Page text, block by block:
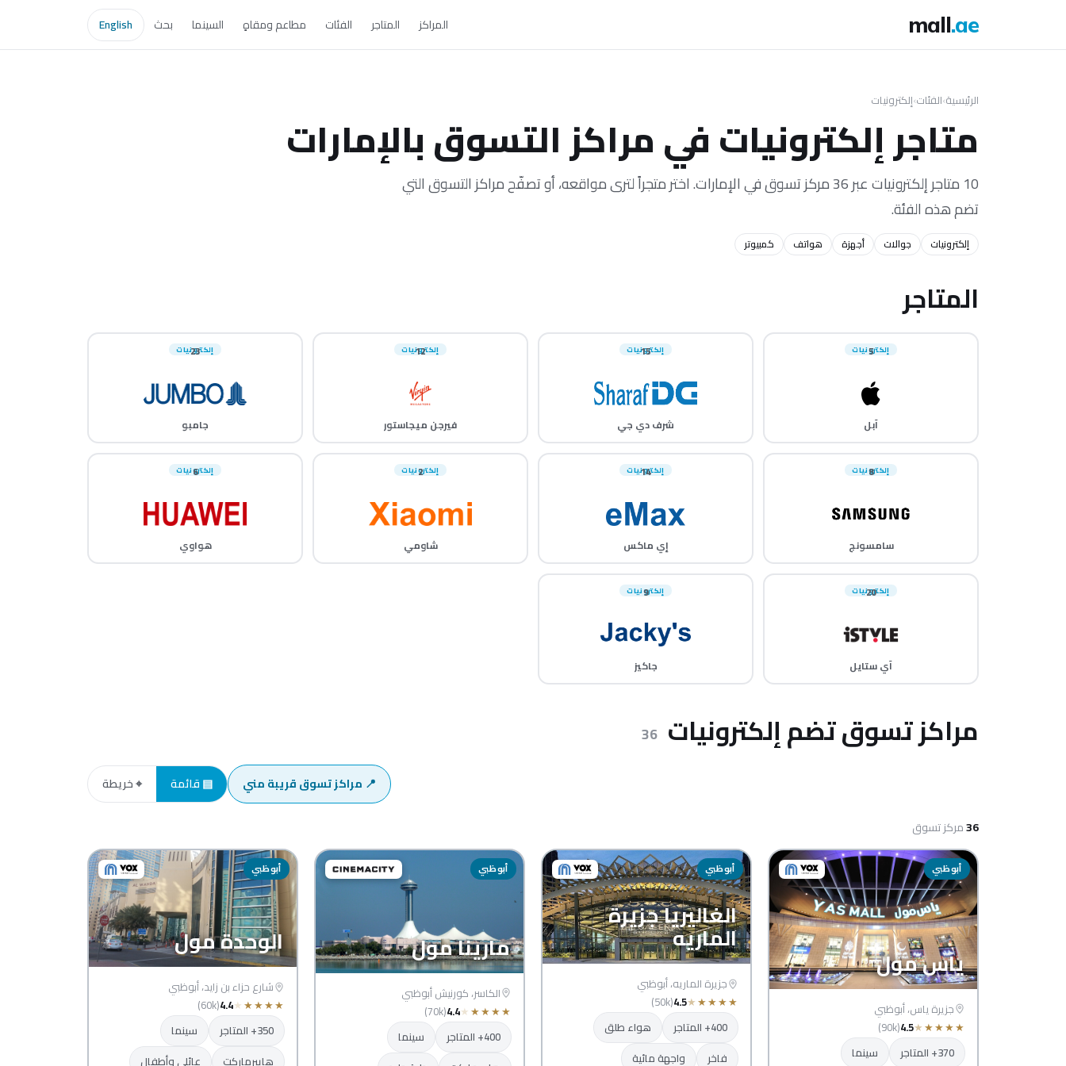
mall.ae المراكز المتاجر الفئات مطاعم ومقاهٍ السينما بحث English
الرئيسية›الفئات›إلكترونيات
متاجر إلكترونيات في مراكز التسوق بالإمارات
10 متاجر إلكترونيات عبر 36 مركز تسوق في الإمارات. اختر متجراً لترى مواقعه، أو تصفّح مراكز التسوق التي
تضم هذه الفئة.
إلكترونيات جوالات أجهزة هواتف كمبيوتر
المتاجر
إلكترونيات
5
آبل
إلكترونيات
15
شرف دي جي
إلكترونيات
12
فيرجن ميجاستور
إلكترونيات
23
جامبو
إلكترونيات
8
سامسونج
إلكترونيات
14
إي ماكس
إلكترونيات
2
شاومي
إلكترونيات
6
هواوي
إلكترونيات
20
آي ستايل
إلكترونيات
9
جاكيز
مراكز تسوق تضم إلكترونيات 36
📍 مراكز تسوق قريبة مني ▤ قائمة ⌖ خريطة
36مركز تسوق
أبوظبي
ياس مول
جزيرة ياس، أبوظبي
★
★
★
★
★
4.5
(90k)
370+ المتاجر
سينما
أبوظبي
الغاليريا جزيرة
الماريه
جزيرة الماريه، أبوظبي
★
★
★
★
★
4.5
(50k)
400+ المتاجر
هواء طلق
فاخر
واجهة مائية
أبوظبي
مارينا مول
الكاسر، كورنيش أبوظبي
★
★
★
★
★
4.4
(70k)
400+ المتاجر
سينما
أبوظبي
الوحدة مول
شارع حزاء بن زايد، أبوظبي
★
★
★
★
★
4.4
(60k)
350+ المتاجر
سينما
هايبرماركت
عائلي وأطفال